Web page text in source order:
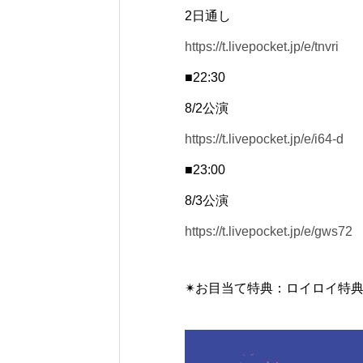
2日通し
https://t.livepocket.jp/e/tnvri
■22:30
8/2公演
https://t.livepocket.jp/e/i64-d
■23:00
8/3公演
https://t.livepocket.jp/e/gws72
✴︎お目当て特典：ロイロイ特